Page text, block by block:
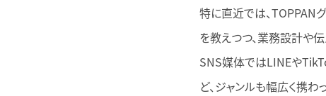
特に直近では、TOPPAN
を教えつつ、業務設計や
SNS媒体ではLINEや
ど、ジャンルも幅広く携わ